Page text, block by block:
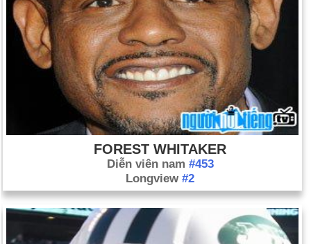
FOREST WHITAKER
Diễn viên nam #453
Longview #2